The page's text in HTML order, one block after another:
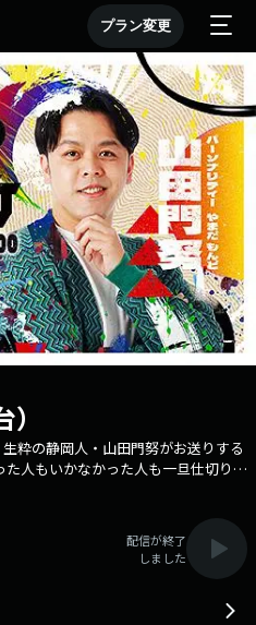
プラン変更
粋の静岡人・山田門努がお送りする
人もいかなかった人も一旦仕切り直
の夜明け"『ゴゴボラケ』を感じて
ジオのキャスターが県内の気になる
す！ ▼14:00＜ゴゴノマニ＞ ゲス
ちをスタジオにお招きして、25分間
ナーで遊びましょう！ [月、ヨソ
配信が終了
しました